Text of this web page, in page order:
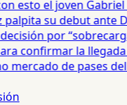
el joven Gabriel
su debut ante
por
confirmar la llegada
de pases del